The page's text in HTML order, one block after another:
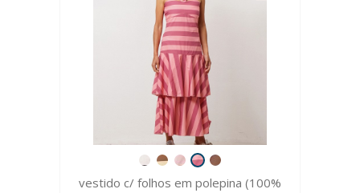
vestido c/ folhos em polepina (100%